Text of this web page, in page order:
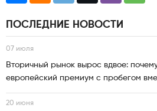
ПОСЛЕДНИЕ НОВОСТИ
07 июля
Вторичный рынок вырос вдвое:
европейский премиум с пробегом
20 июня